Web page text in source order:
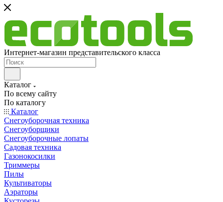
Интернет-магазин представительского класса
Каталог
По всему сайту
По каталогу
Каталог
Снегоуборочная техника
Снегоуборщики
Снегоуборочные лопаты
Садовая техника
Газонокосилки
Триммеры
Пилы
Культиваторы
Аэраторы